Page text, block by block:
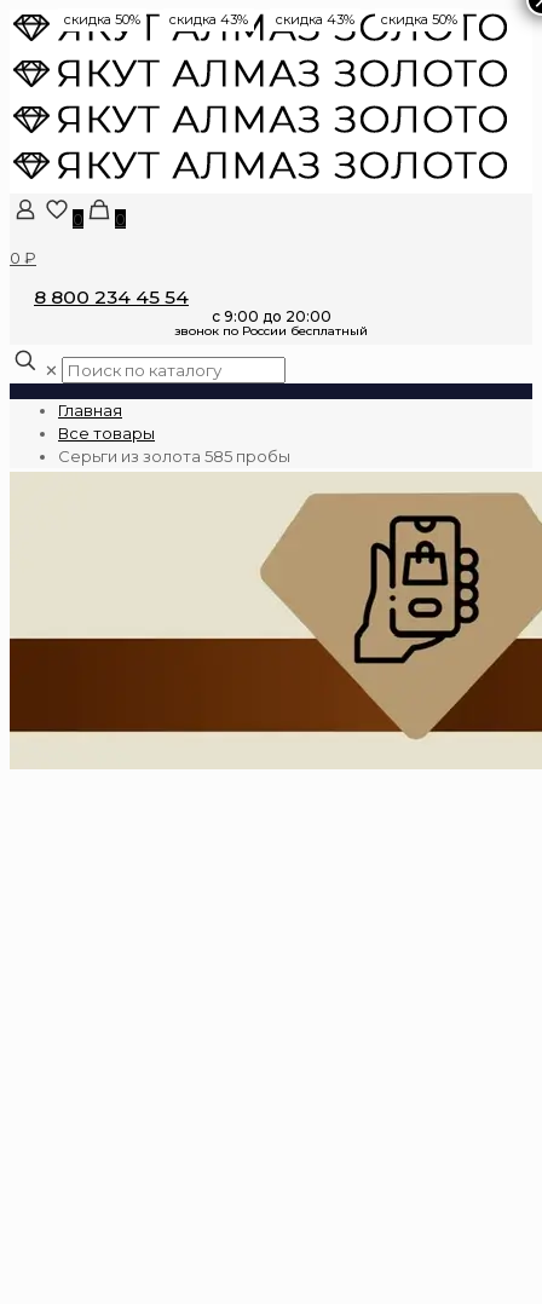
0
0
0 ₽
8 800 234 45 54
✕
Главная
Все товары
Серьги из золота 585 пробы
скидка 50% скидка 43% скидка 43% скидка 50%